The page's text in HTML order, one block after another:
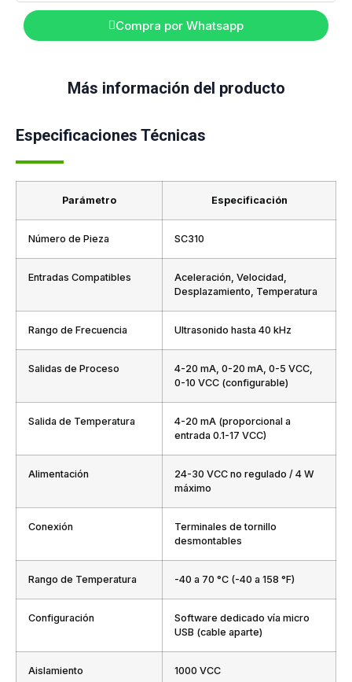
Compra por Whatsapp
Más información del producto
Especificaciones Técnicas
Parámetro Especificación
Número de Pieza SC310
Entradas Compatibles
Aceleración, Velocidad,
Desplazamiento, Temperatura
Rango de Frecuencia Ultrasonido hasta 40 kHz
Salidas de Proceso
4-20 mA, 0-20 mA, 0-5 VCC,
0-10 VCC (configurable)
Salida de Temperatura
4-20 mA (proporcional a
entrada 0.1-17 VCC)
Alimentación
24-30 VCC no regulado / 4 W
máximo
Conexión
Terminales de tornillo
desmontables
Rango de Temperatura -40 a 70 °C (-40 a 158 °F)
Configuración
Software dedicado vía micro
USB (cable aparte)
Aislamiento 1000 VCC